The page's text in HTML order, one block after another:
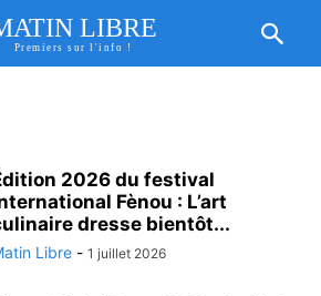
LIBRE
Premiers sur l'info !
2026 du festival
Fènou : L’art
dresse bientôt...
Libre - 1 juillet 2026